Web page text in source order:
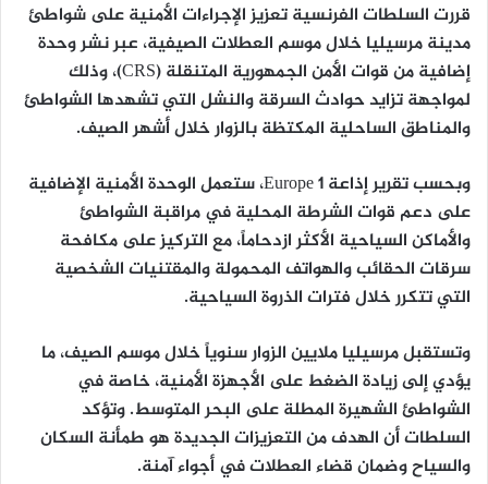
قررت السلطات الفرنسية تعزيز الإجراءات الأمنية على شواطئ
مدينة مرسيليا خلال موسم العطلات الصيفية، عبر نشر وحدة
إضافية من قوات الأمن الجمهورية المتنقلة (CRS)، وذلك
لمواجهة تزايد حوادث السرقة والنشل التي تشهدها الشواطئ
والمناطق الساحلية المكتظة بالزوار خلال أشهر الصيف.
وبحسب تقرير إذاعة Europe 1، ستعمل الوحدة الأمنية الإضافية
على دعم قوات الشرطة المحلية في مراقبة الشواطئ
والأماكن السياحية الأكثر ازدحاماً، مع التركيز على مكافحة
سرقات الحقائب والهواتف المحمولة والمقتنيات الشخصية
التي تتكرر خلال فترات الذروة السياحية.
وتستقبل مرسيليا ملايين الزوار سنوياً خلال موسم الصيف، ما
يؤدي إلى زيادة الضغط على الأجهزة الأمنية، خاصة في
الشواطئ الشهيرة المطلة على البحر المتوسط. وتؤكد
السلطات أن الهدف من التعزيزات الجديدة هو طمأنة السكان
والسياح وضمان قضاء العطلات في أجواء آمنة.